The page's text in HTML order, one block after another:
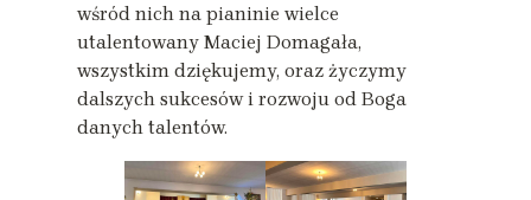
wśród nich na pianinie wielce
utalentowany Maciej Domagała,
wszystkim dziękujemy, oraz życzymy
dalszych sukcesów i rozwoju od Boga
danych talentów.